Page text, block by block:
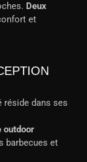
Deux
et
réside dans ses
outdoor
barbecues et